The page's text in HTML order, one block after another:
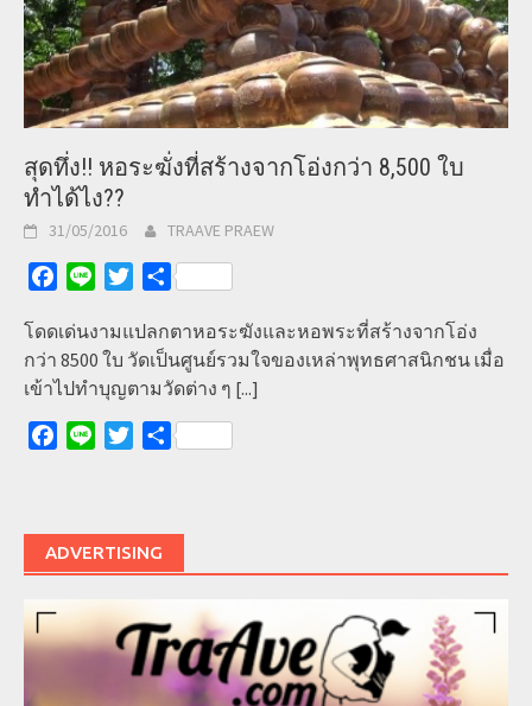
สุดทึ่ง!! หอระฆั่งที่สร้างจากโอ่งกว่า 8,500 ใบ
ทำได้ไง??
31/05/2016 TRAAVE PRAEW
Facebook
Line TwitterShare
โดดเด่นงามแปลกตาหอระฆังและหอพระที่สร้างจากโอ่ง
กว่า 8500 ใบ วัดเป็นศูนย์รวมใจของเหล่าพุทธศาสนิกชน เมื่อ
เข้าไปทำบุญตามวัดต่าง ๆ [...]
Facebook
Line TwitterShare
ADVERTISING